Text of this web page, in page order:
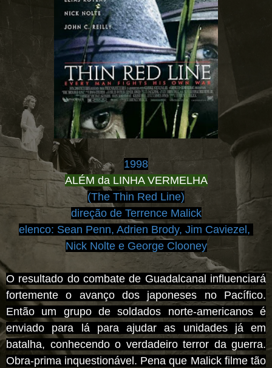
1998
ALÉM da LINHA VERMELHA
(The Thin Red Line)
direção de Terrence Malick
elenco: Sean Penn, Adrien Brody, Jim Caviezel,
Nick Nolte e George Clooney
O resultado do combate de Guadalcanal influenciará
fortemente o avanço dos japoneses no Pacífico.
Então um grupo de soldados norte-americanos é
enviado para lá para ajudar as unidades já em
batalha, conhecendo o verdadeiro terror da guerra.
Obra-prima inquestionável. Pena que Malick filme tão